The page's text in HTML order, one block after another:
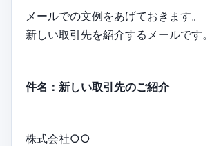
メールでの文例をあげておきます。
新しい取引先を紹介するメールです。
件名：新しい取引先のご紹介
株式会社○○